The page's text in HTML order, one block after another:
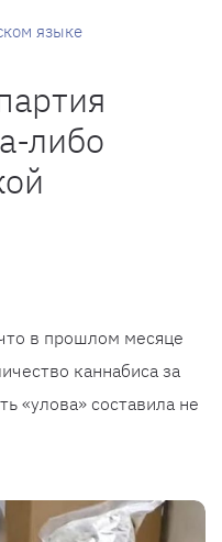
языке
либо
в прошлом месяце
каннабиса за
«улова» составила не